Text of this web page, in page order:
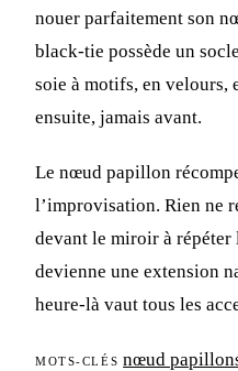
nouer parfaitement son
black-tie possède un
soie à motifs, en velours,
ensuite, jamais avant.
Le nœud papillon
l’improvisation. Rien ne
devant le miroir à répéter
devienne une extension
heure-là vaut tous les
MOTS-CLÉS nœud papillon